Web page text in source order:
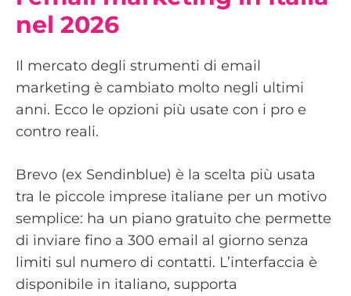
nel 2026
Il mercato degli strumenti di email
marketing è cambiato molto negli ultimi
anni. Ecco le opzioni più usate con i pro e
contro reali.
Brevo (ex Sendinblue) è la scelta più usata
tra le piccole imprese italiane per un motivo
semplice: ha un piano gratuito che permette
di inviare fino a 300 email al giorno senza
limiti sul numero di contatti. L’interfaccia è
disponibile in italiano, supporta